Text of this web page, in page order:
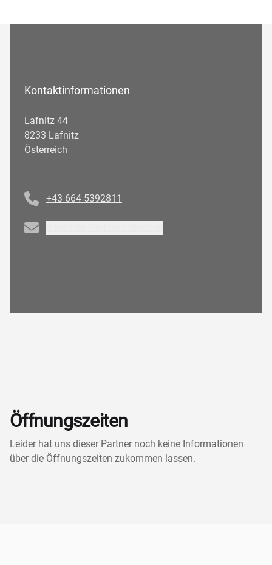
Kontaktinformationen
Lafnitz 44
8233 Lafnitz
Österreich
+43 664 5392811
Email
Öffnungszeiten
Leider hat uns dieser Partner noch keine Informationen
über die Öffnungszeiten zukommen lassen.